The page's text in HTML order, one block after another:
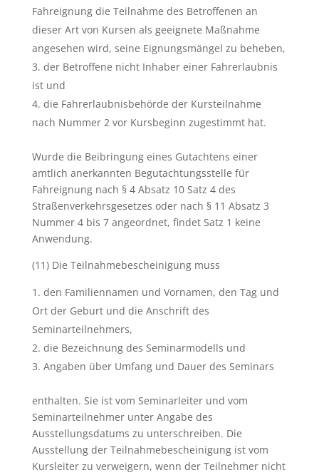
Fahreignung die Teilnahme des Betroffenen an
dieser Art von Kursen als geeignete Maßnahme
angesehen wird, seine Eignungsmängel zu beheben,
der Betroffene nicht Inhaber einer Fahrerlaubnis
ist und
die Fahrerlaubnisbehörde der Kursteilnahme
nach Nummer 2 vor Kursbeginn zugestimmt hat.
Wurde die Beibringung eines Gutachtens einer
amtlich anerkannten Begutachtungsstelle für
Fahreignung nach § 4 Absatz 10 Satz 4 des
Straßenverkehrsgesetzes oder nach § 11 Absatz 3
Nummer 4 bis 7 angeordnet, findet Satz 1 keine
Anwendung.
(11) Die Teilnahmebescheinigung muss
den Familiennamen und Vornamen, den Tag und
Ort der Geburt und die Anschrift des
Seminarteilnehmers,
die Bezeichnung des Seminarmodells und
Angaben über Umfang und Dauer des Seminars
enthalten. Sie ist vom Seminarleiter und vom
Seminarteilnehmer unter Angabe des
Ausstellungsdatums zu unterschreiben. Die
Ausstellung der Teilnahmebescheinigung ist vom
Kursleiter zu verweigern, wenn der Teilnehmer nicht